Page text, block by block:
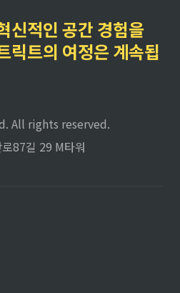
신적인 공간 경험을
릭트의 여정은 계속됩
All rights reserved.
87길 29 M타워